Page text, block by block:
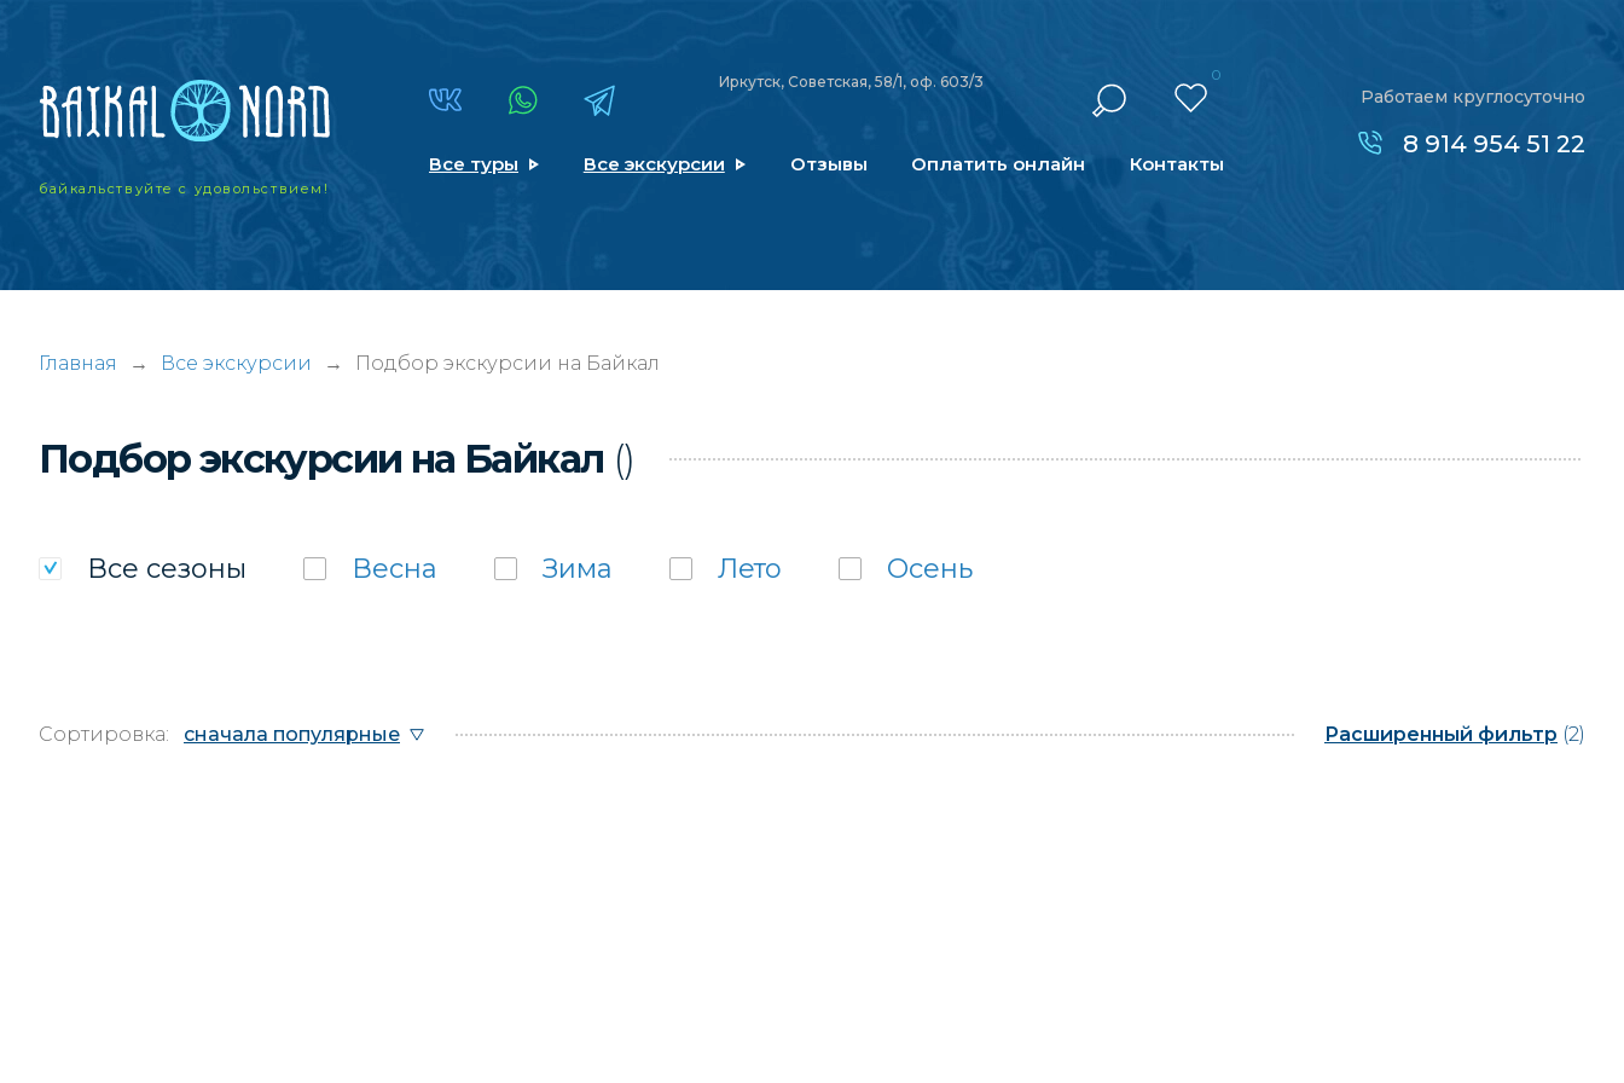
байкальствуйтес удовольствием!
Иркутск, Советская, 58/1, оф. 603/3 0
Все туры Все экскурсии Отзывы Оплатить онлайн Контакты
Работаем круглосуточно
8 914 954 51 22
Главная → Все экскурсии → Подбор экскурсии на Байкал
Подбор экскурсии на Байкал ()
Все сезоны Весна Зима Лето Осень
Сортировка: сначала популярные Расширенный фильтр (2)